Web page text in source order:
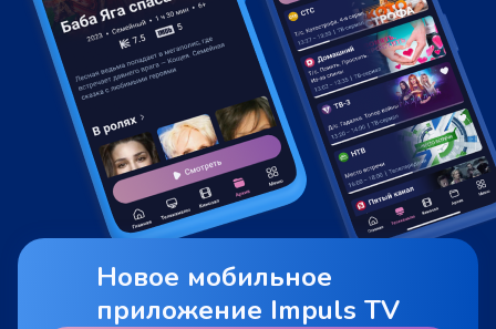
Новое мобильное
приложение Impuls TV